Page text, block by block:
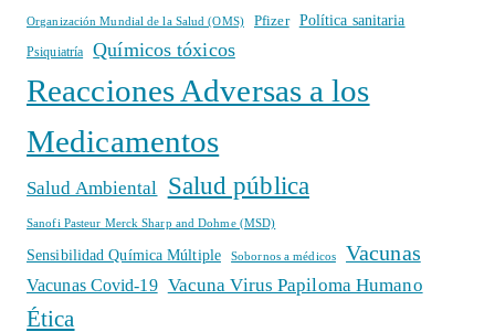
Organización Mundial de la Salud (OMS) Pfizer Política sanitaria
Psiquiatría Químicos tóxicos
Reacciones Adversas a los
Medicamentos
Salud Ambiental Salud pública
Sanofi Pasteur Merck Sharp and Dohme (MSD)
Sensibilidad Química Múltiple Sobornos a médicos Vacunas
Vacunas Covid-19 Vacuna Virus Papiloma Humano
Ética